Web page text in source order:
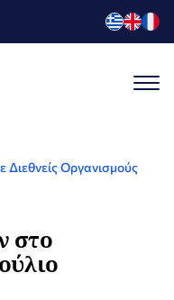
Διεθνείς Οργανισμούς
στο